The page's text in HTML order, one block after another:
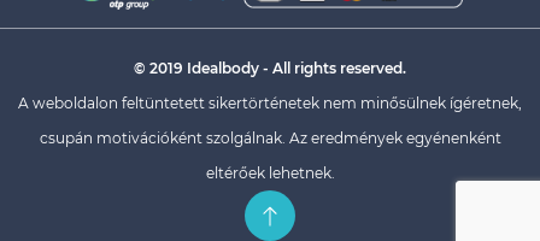
© 2019 Idealbody - All rights reserved.
A weboldalon feltüntetett sikertörténetek nem minősülnek ígéretnek,
csupán motivációként szolgálnak. Az eredmények egyénenként
eltérőek lehetnek.